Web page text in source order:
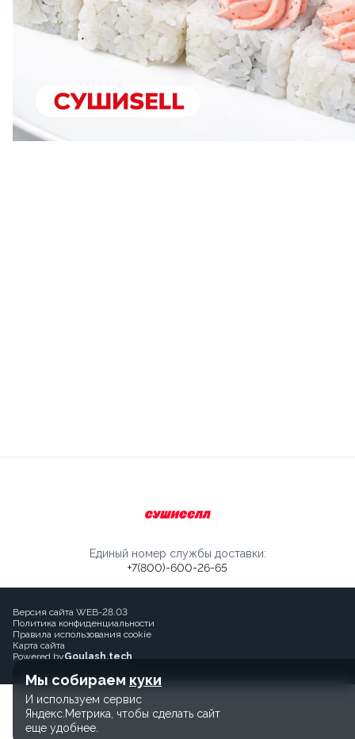
Единый номер службы доставки:
+7(800)-600-26-65
Мы собираем куки
И используем сервис
Яндекс.Метрика, чтобы сделать сайт
еще удобнее.
Версия сайта WEB-28.03
Политика конфиденциальности
Правила использования cookie
Карта сайта
Powered byGoulash.tech